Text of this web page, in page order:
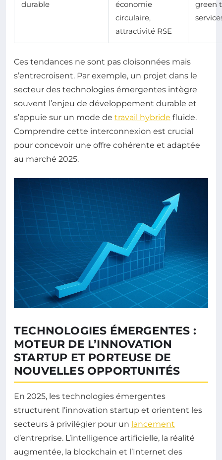
durable
économie
circulaire,
attractivité RSE
green
Ces tendances ne sont pas cloisonnées mais
s’entrecroisent. Par exemple, un projet dans le
secteur des technologies émergentes intègre
souvent l’enjeu de développement durable et
s’appuie sur un mode de travail hybride fluide.
Comprendre cette interconnexion est crucial
pour concevoir une offre cohérente et adaptée
au marché 2025.
TECHNOLOGIES ÉMERGENTES :
MOTEUR DE L’INNOVATION
STARTUP ET PORTEUSE DE
NOUVELLES OPPORTUNITÉS
En 2025, les technologies émergentes
structurent l’innovation startup et orientent les
secteurs à privilégier pour un lancement
d’entreprise. L’intelligence artificielle, la réalité
augmentée, la blockchain et l’Internet des